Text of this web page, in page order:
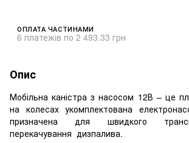
ОПЛАТА ЧАСТИНАМИ
6 платежів по 2 493.33 грн
Опис
Мобільна каністра з насосом 12В – це
на колесах укомплектована
призначена для швидкого
перекачування дизпалива.